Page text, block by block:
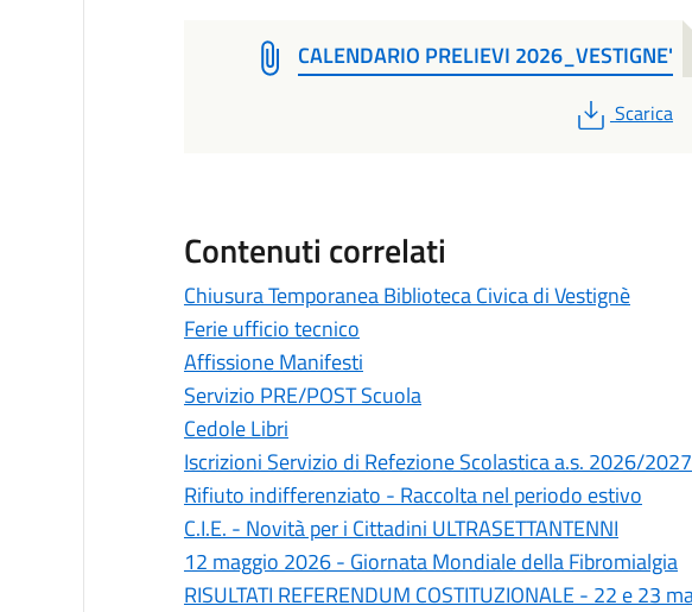
CALENDARIO PRELIEVI 2026_VESTIGNE'
PDF
Scarica
Contenuti correlati
Chiusura Temporanea Biblioteca Civica di Vestignè
Ferie ufficio tecnico
Affissione Manifesti
Servizio PRE/POST Scuola
Cedole Libri
Iscrizioni Servizio di Refezione Scolastica a.s. 2026/2027
Rifiuto indifferenziato - Raccolta nel periodo estivo
C.I.E. - Novità per i Cittadini ULTRASETTANTENNI
12 maggio 2026 - Giornata Mondiale della Fibromialgia
RISULTATI REFERENDUM COSTITUZIONALE - 22 e 23